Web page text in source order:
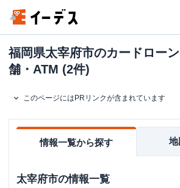
福岡県太宰府市のカードロー
舗・ATM (2件)
このページにはPRリンクが含まれています
情報一覧から探す 地
太宰府市の情報一覧